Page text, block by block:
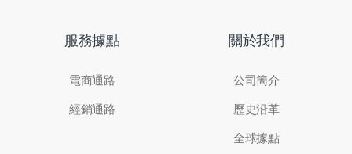
服務據點
電商通路
經銷通路
關於我們
公司簡介
歷史沿革
全球據點